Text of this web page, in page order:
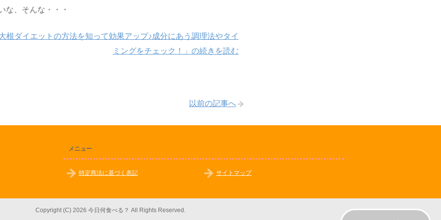
な、そんな・・・
根ダイエットの方法を知って効果アップ♪成分にあう調理法やタイ
ミングをチェック！」の続きを読む
以前の記事へ
メニュー
特定商法に基づく表記 サイトマップ
Copyright (C) 2026 今日何食べる？ All Rights Reserved.